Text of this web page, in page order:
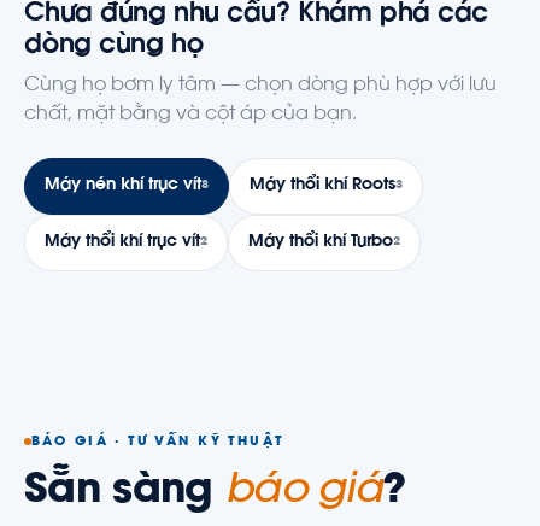
Chưa đúng nhu cầu? Khám phá các
dòng cùng họ
Cùng họ bơm ly tâm — chọn dòng phù hợp với lưu
chất, mặt bằng và cột áp của bạn.
Máy nén khí trục vít8 Máy thổi khí Roots3
Máy thổi khí trục vít2 Máy thổi khí Turbo2
BÁO GIÁ · TƯ VẤN KỸ THUẬT
Sẵn sàng báo giá?